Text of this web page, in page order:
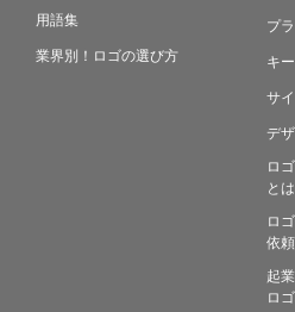
用語集
業界別！ロゴの選び方
プ
キ
サ
デ
ロ
とは
ロ
依
起
ロ